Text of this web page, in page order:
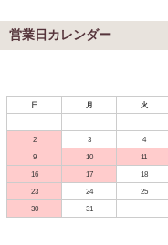
営業日カレンダー
日
月 火
2
3 4
9
10 11
16
17 18
23
24 25
30
31